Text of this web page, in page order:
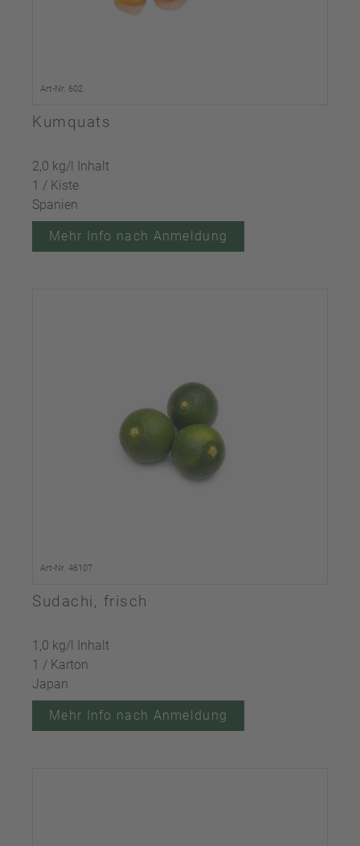
Art-Nr. 602
Kumquats
2,0 kg/l Inhalt
1 / Kiste
Spanien
Mehr Info nach Anmeldung
Art-Nr. 46107
Sudachi, frisch
1,0 kg/l Inhalt
1 / Karton
Japan
Mehr Info nach Anmeldung